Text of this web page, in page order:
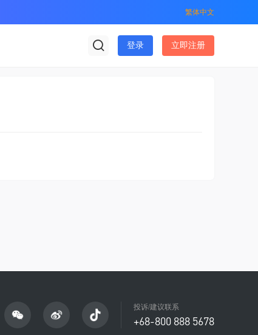
繁体中文
登录 立即注册
投诉/建议联系
+68-800 888 5678